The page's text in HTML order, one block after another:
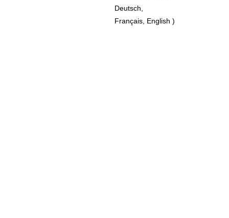
Deutsch,
Français, English )